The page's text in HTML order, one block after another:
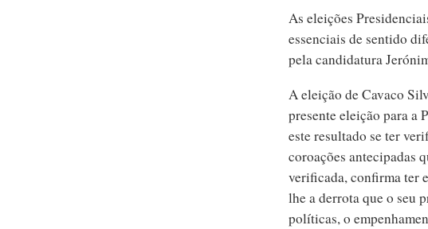
As eleições
essenciais de sentido
pela candidatura
A eleição de Cavaco
presente eleição para a
este resultado se ter
coroações antecipadas
verificada, confirma ter
lhe a derrota que o seu
políticas, o